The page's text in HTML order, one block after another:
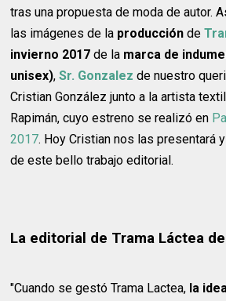
tras una propuesta de moda de autor.
las imágenes de la producción de
invierno 2017 de la marca de
unisex),Sr. Gonzalez de nuestro
Cristian González junto a la artista
Rapimán, cuyo estreno se realizó en
2017. Hoy Cristian nos las presentará
de este bello trabajo editorial.
La editorial de Trama Láctea
"Cuando se gestó Trama Lactea, la